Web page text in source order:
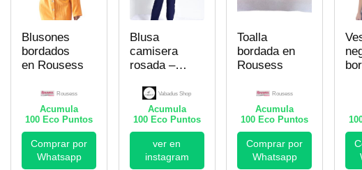
Blusones
bordados
en Rousess
Rousess
Acumula
100 Eco Puntos
Comprar por
Whatsapp
Blusa
camisera
rosada –
Vabadus Shop
Acumula
100Eco Puntos
ver en
instagram
Toalla
bordada en
Rousess
Rousess
Acumula
100 Eco Puntos
Comprar por
Whatsapp